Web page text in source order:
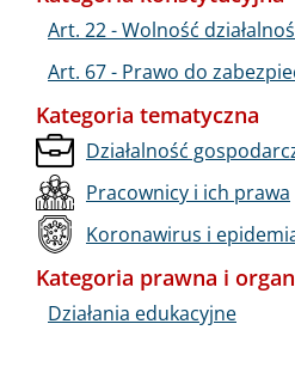
Art. 22 - Wolność
Art. 67 - Prawo do
Kategoria tematyczna
Działalność
Pracownicy i ich prawa
Koronawirus i
Kategoria prawna i
Działania edukacyjne